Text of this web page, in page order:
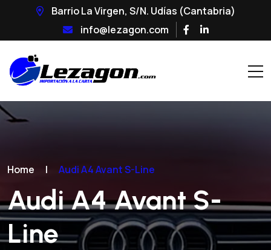
Barrio La Virgen, S/N. Udías (Cantabria)
info@lezagon.com
Home | Audi A4 Avant S-Line
Audi A4 Avant S-
Line